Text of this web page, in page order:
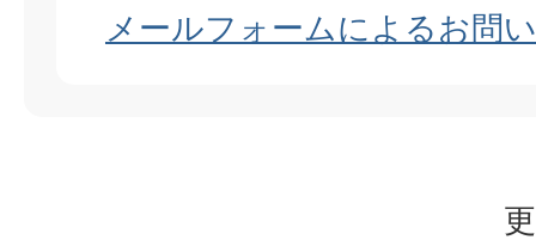
メールフォームによるお問